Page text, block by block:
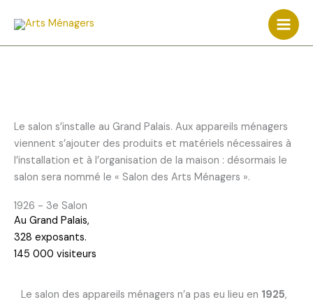
Le salon s’installe au Grand Palais. Aux appareils ménagers
viennent s’ajouter des produits et matériels nécessaires à
l’installation et à l’organisation de la maison : désormais le
salon sera nommé le « Salon des Arts Ménagers ».
1926 - 3e Salon
Au Grand Palais,
328 exposants.
145 000 visiteurs
Le salon des appareils ménagers n’a pas eu lieu en 1925,